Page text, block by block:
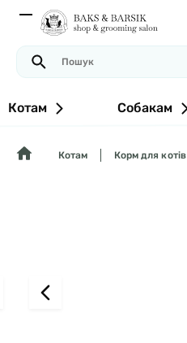
Котам Собакам
Котам Корм для котів